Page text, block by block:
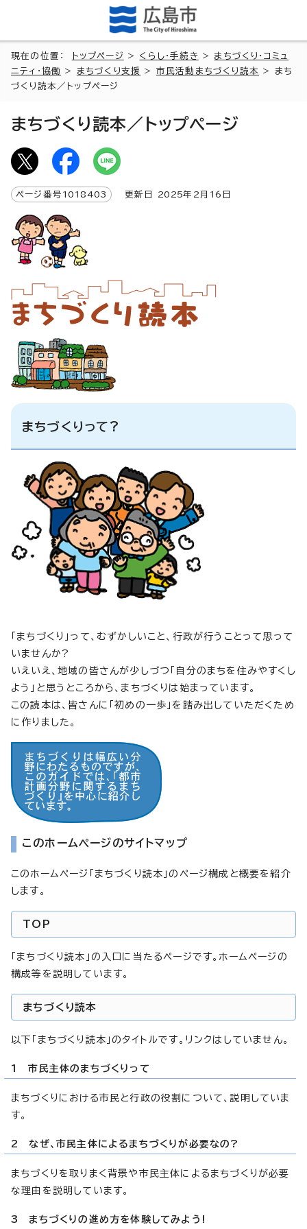
現在の位置： トップページ > くらし・手続き > まちづくり・コミュ
ニティ・協働
> まちづくり支援 > 市民活動まちづくり読本
> まち
づくり読本／トップページ
まちづくり読本／トップページ
ページ番号 1018403 更新日 2025年2月 16 日
まちづくりって?
「まちづくり」って、むずかしいこと、行政が行うことって思って
いませんか?
いえいえ、地域の皆さんが少しづつ「自分のまちを住みやすくし
よう」と思うところから、まちづくりは始まっています。
この読本は、皆さんに「初めの一歩」を踏み出していただくため
に作りました。
このホームページのサイトマップ
このホームページ「まちづくり読本」のページ構成と概要を紹介
します。
TOP
「まちづくり読本」の入口に当たるページです。ホームページの
構成等を説明しています。
まちづくり読本
以下「まちづくり読本」のタイトルです。リンクはしていません。
1 市民主体のまちづくりって
まちづくりにおける市民と行政の役割について、説明していま
す。
2 なぜ、市民主体によるまちづくりが必要なの?
まちづくりを取りまく背景や市民主体によるまちづくりが必要
な理由を説明しています。
3 まちづくりの進め方を体験してみよう!